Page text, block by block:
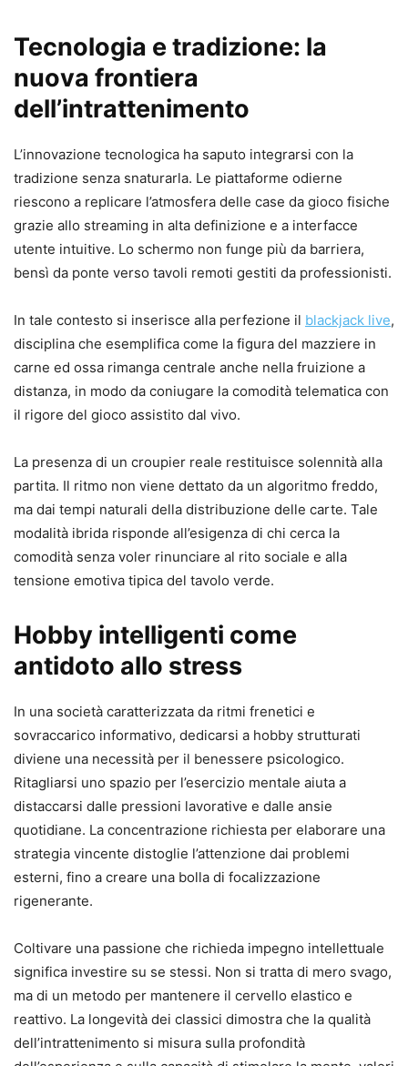
Tecnologia e tradizione: la
nuova frontiera
dell’intrattenimento
L’innovazione tecnologica ha saputo integrarsi con la
tradizione senza snaturarla. Le piattaforme odierne
riescono a replicare l’atmosfera delle case da gioco fisiche
grazie allo streaming in alta definizione e a interfacce
utente intuitive. Lo schermo non funge più da barriera,
bensì da ponte verso tavoli remoti gestiti da professionisti.
In tale contesto si inserisce alla perfezione il blackjack live,
disciplina che esemplifica come la figura del mazziere in
carne ed ossa rimanga centrale anche nella fruizione a
distanza, in modo da coniugare la comodità telematica con
il rigore del gioco assistito dal vivo.
La presenza di un croupier reale restituisce solennità alla
partita. Il ritmo non viene dettato da un algoritmo freddo,
ma dai tempi naturali della distribuzione delle carte. Tale
modalità ibrida risponde all’esigenza di chi cerca la
comodità senza voler rinunciare al rito sociale e alla
tensione emotiva tipica del tavolo verde.
Hobby intelligenti come
antidoto allo stress
In una società caratterizzata da ritmi frenetici e
sovraccarico informativo, dedicarsi a hobby strutturati
diviene una necessità per il benessere psicologico.
Ritagliarsi uno spazio per l’esercizio mentale aiuta a
distaccarsi dalle pressioni lavorative e dalle ansie
quotidiane. La concentrazione richiesta per elaborare una
strategia vincente distoglie l’attenzione dai problemi
esterni, fino a creare una bolla di focalizzazione
rigenerante.
Coltivare una passione che richieda impegno intellettuale
significa investire su se stessi. Non si tratta di mero svago,
ma di un metodo per mantenere il cervello elastico e
reattivo. La longevità dei classici dimostra che la qualità
dell’intrattenimento si misura sulla profondità